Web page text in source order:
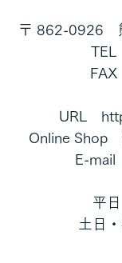
〒 862-0926　
TEL
URL　
Online Shop
E-mail
平
土日